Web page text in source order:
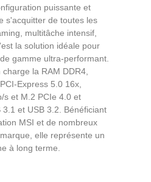
puissante et
s'acquitter de toutes les
multitâche intensif,
la solution idéale pour
gamme ultra-performant.
la RAM DDR4,
Express 5.0 16x,
s et M.2 PCIe 4.0 et
et USB 3.2. Bénéficiant
MSI et de nombreux
elle représente un
à long terme.